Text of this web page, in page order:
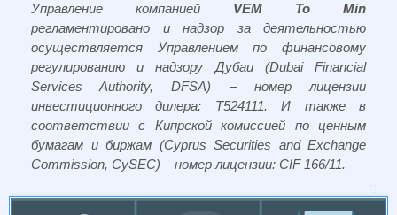
Управление компанией VEM To Min
регламентировано и надзор за деятельностью
осуществляется Управлением по финансовому
регулированию и надзору Дубаи (Dubai Financial
Services Authority, DFSA) – номер лицензии
инвестиционного дилера: T524111. И также в
соответствии с Кипрской комиссией по ценным
бумагам и биржам (Cyprus Securities and Exchange
Commission, CySEC) – номер лицензии: CIF 166/11.